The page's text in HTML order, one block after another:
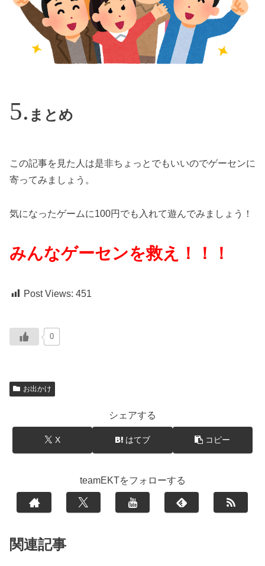
まとめ
この記事を見た人は是非ちょっとでもいいのでゲーセンに
寄ってみましょう。
気になったゲームに100円でも入れて遊んでみましょう！
みんなゲーセンを救え！！！
Post Views: 451
0
お出かけ
シェアする
X はてブ コピー
teamEKTをフォローする
関連記事